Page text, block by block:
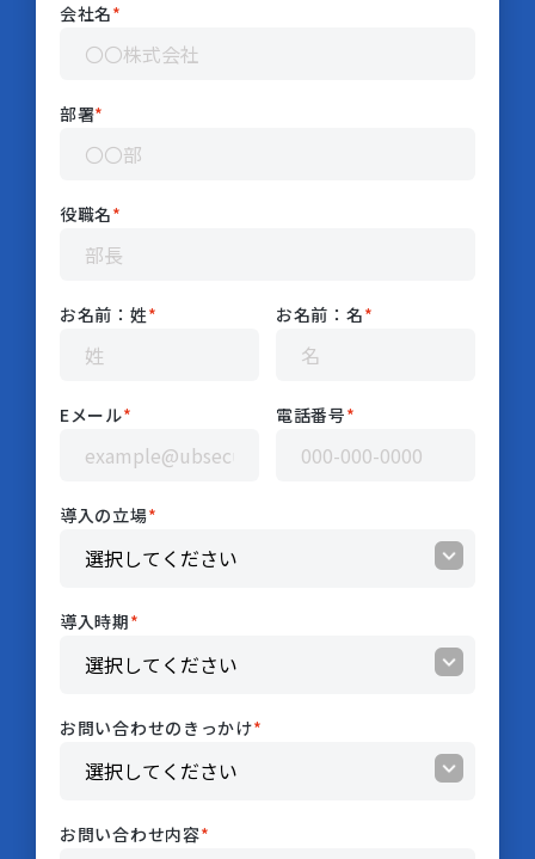
会社名*
部署*
役職名*
お名前：姓* お名前：名*
Eメール* 電話番号*
導入の立場*
導入時期*
お問い合わせのきっかけ*
お問い合わせ内容*